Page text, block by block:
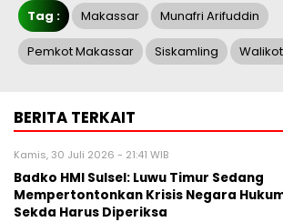
Tag : Makassar Munafri Arifuddin
Pemkot Makassar Siskamling
BERITA TERKAIT
Kamis, 30 Juli 2026 - 21:41 WIB
Badko HMI Sulsel: Luwu Timur Sedang
Mempertontonkan Krisis Negara
Sekda Harus Diperiksa